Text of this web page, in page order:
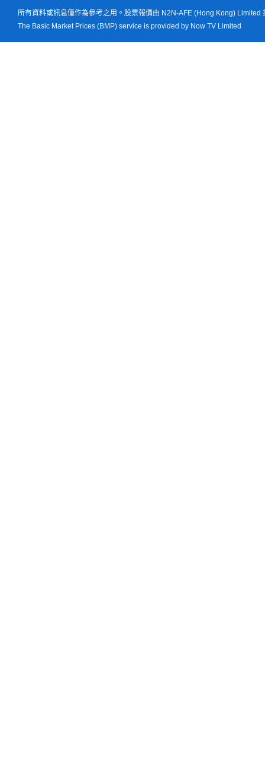
所有資料或訊息僅作為參考之用。股票報價由 N2N-AFE (Hong Kong) Limited
The Basic Market Prices (BMP) service is provided by Now TV Limited